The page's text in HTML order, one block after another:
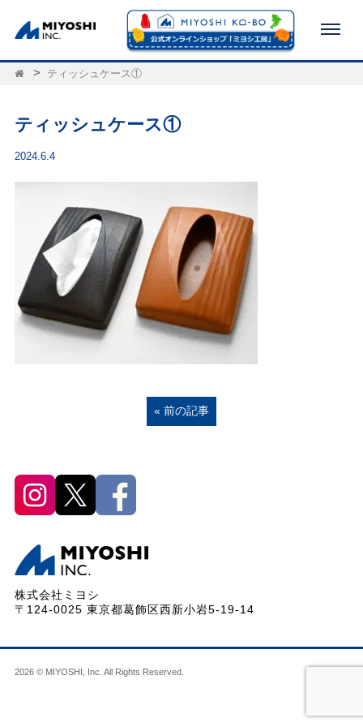
ティッシュケース①
ティッシュケース①
2024.6.4
« 前の記事
株式会社ミヨシ
〒124-0025 東京都葛飾区西新小岩5-19-14
2026 © MIYOSHI, Inc. All Rights Reserved.